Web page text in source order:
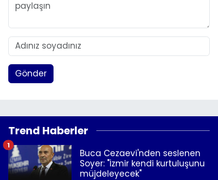
Gönder
Trend Haberler
Buca Cezaevi'nden seslenen
Soyer: "İzmir kendi kurtuluşunu
müjdeleyecek"
1